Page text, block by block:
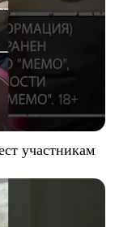
участникам